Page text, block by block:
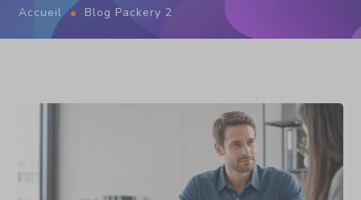
Accueil Blog Packery 2